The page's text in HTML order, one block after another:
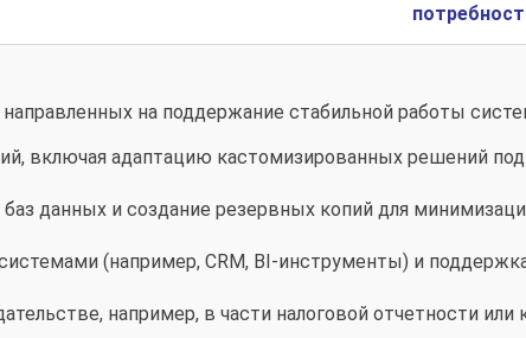
на поддержание стабильной работы
включая адаптацию кастомизированных решений
данных и создание резервных копий для
(например, CRM, BI-инструменты) и
например, в части налоговой отчетности или